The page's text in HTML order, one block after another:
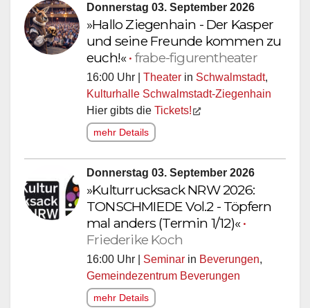
Donnerstag 03. September 2026
»Hallo Ziegenhain - Der Kasper
und seine Freunde kommen zu
euch!«• frabe-figurentheater
16:00 Uhr | Theater in Schwalmstadt,
Kulturhalle Schwalmstadt-Ziegenhain
Hier gibts die Tickets!
mehr Details
Donnerstag 03. September 2026
»Kulturrucksack NRW 2026:
TONSCHMIEDE Vol.2 - Töpfern
mal anders (Termin 1/12)«•
Friederike Koch
16:00 Uhr | Seminar in Beverungen,
Gemeindezentrum Beverungen
mehr Details